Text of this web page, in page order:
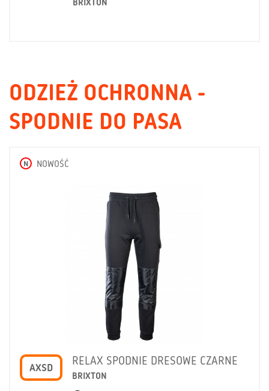
BRIXTON
ODZIEŻ OCHRONNA -
SPODNIE DO PASA
N NOWOŚĆ
AXSD
RELAX SPODNIE DRESOWE CZARNE
BRIXTON